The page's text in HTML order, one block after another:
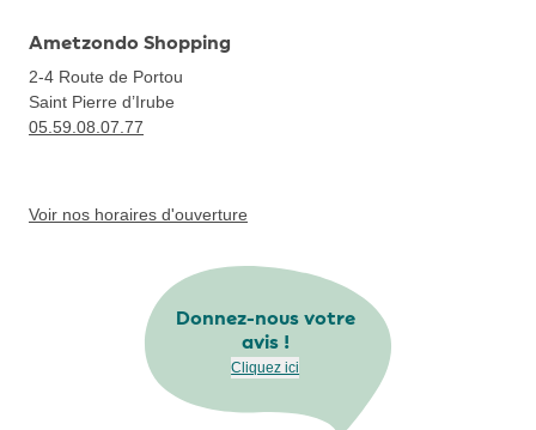
Ametzondo Shopping
2-4 Route de Portou
Saint Pierre d’Irube
05.59.08.07.77
Voir nos horaires d'ouverture
Donnez-nous votre
avis !
Cliquez ici